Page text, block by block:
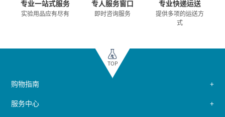
专业一站式服务
实验用品应有尽有
专人服务窗口
即时咨询服务
专业快递运送
提供多项的运送方
式
TOP
购物指南
服务中心